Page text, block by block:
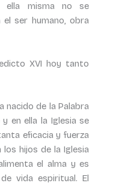
ella misma no se
ser humano, obra
XVI hoy tanto
nacido de la Palabra
en ella la Iglesia se
eficacia y fuerza
hijos de la Iglesia
el alma y es
vida espiritual. El